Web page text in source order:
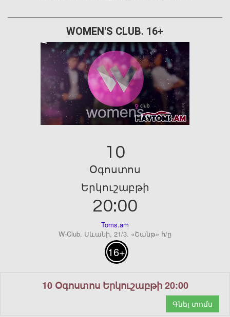
WOMEN'S CLUB. 16+
10
Օգոստոս
Երկուշաբթի
20:00
Toms.am
W-Club. Սևանի, 21/3. «Շանթ» հ/ը
16+
10 Օգոստոս Երկուշաբթի 20:00
Գնել տոմս